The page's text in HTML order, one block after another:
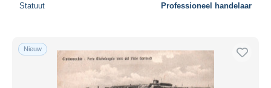
Statuut Professioneel handelaar
Nieuw